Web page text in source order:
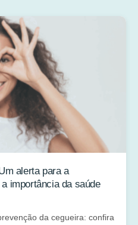
alerta para a
importância da saúde
da cegueira: confira